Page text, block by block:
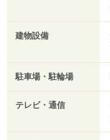
建物設備
駐車場・駐輪場
テレビ・通信